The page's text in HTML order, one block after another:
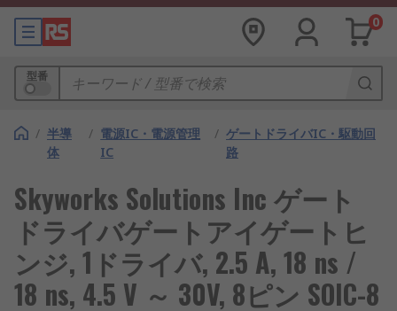
0
型番
/ 半導
体
/ 電源IC・電源管理
IC
/ ゲートドライバIC・駆動回
路
Skyworks Solutions Inc ゲート
ドライバゲートアイゲートヒ
ンジ, 1ドライバ, 2.5 A, 18 ns /
18 ns, 4.5 V ～ 30V, 8ピン SOIC-8